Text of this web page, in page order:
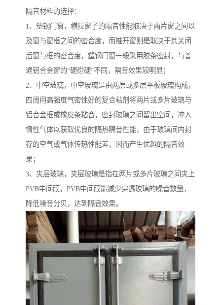
隔音材料的选择：
1、塑钢门窗，横拉窗子的隔音性能取决于两片窗之间以
及窗与窗框之间的密合度，而推开窗则是取决于其关闭
后窗与框的密合度，塑钢门窗一般采用胶条密封，与普
通铝合金窗的“硬碰硬”不同，隔音效果较明显；
2、中空玻璃，中空玻璃是由两层或多层平板玻璃构成，
四周用高强度气密性好的复合粘剂将两片或多片玻璃与
铝合金框或橡皮条粘合，密封玻璃之间留出空间，冲入
惰性气体以获取优良的隔热隔音性能，由于玻璃间内封
存的空气或气体传热性能差，因而产生优越的隔音效
果；
3、夹层玻璃，夹层玻璃是指在两片或多片玻璃之间夹上
PVB中间膜，PVB中间膜能减少穿透玻璃的噪音数量，
降低噪音分贝，达到隔音效果。